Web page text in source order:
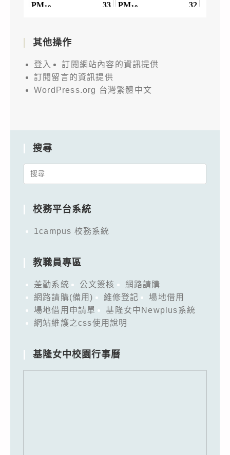
其他操作
登入
訂閱網站內容的資訊提供
訂閱留言的資訊提供
WordPress.org 台灣繁體中文
搜尋
Search
校務平台系統
1campus 校務系統
教職員專區
差勤系統 公文簽核
網路請購
網路請購(備用)
維修登記
場地借用
場地借用申請單
基隆女中Newplus系統
網站維護之css使用說明
基隆女中校園行事曆